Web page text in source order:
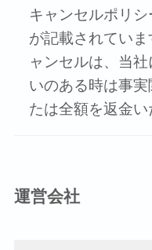
キャンセルポリ
が記載されてい
ャンセルは、当
いのある時は事
たは全額を返金い
運営会社